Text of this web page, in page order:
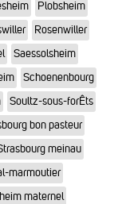
Plobsheim
Rosenwiller
Saessolsheim
Schoenenbourg
Soultz-sous-forÊts
bon pasteur
meinau
marmoutier
maternel